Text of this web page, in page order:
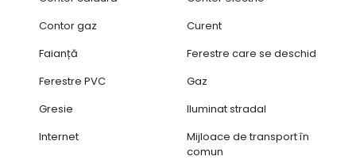
Contor gaz
Curent
Faianță
Ferestre care se deschid
Ferestre PVC
Gaz
Gresie
Iluminat stradal
Internet
Mijloace de transport în
comun